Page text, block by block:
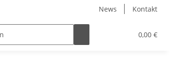
News Kontakt
0,00 €